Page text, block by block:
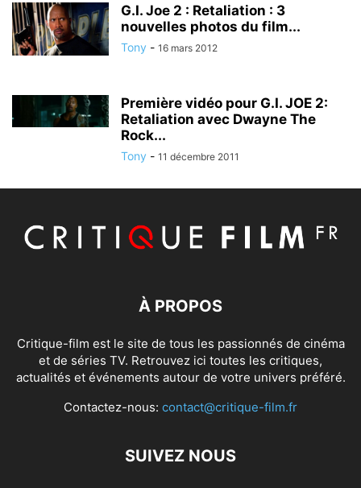
G.I. Joe 2 : Retaliation : 3
nouvelles photos du film...
Tony - 16 mars 2012
Première vidéo pour G.I. JOE 2:
Retaliation avec Dwayne The
Rock...
Tony - 11 décembre 2011
À PROPOS
Critique-film est le site de tous les passionnés de cinéma
et de séries TV. Retrouvez ici toutes les critiques,
actualités et événements autour de votre univers préféré.
Contactez-nous: contact@critique-film.fr
SUIVEZ NOUS